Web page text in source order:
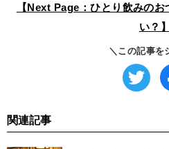
【Next Page：ひとり飲みの
い？】
＼この記事を
関連記事